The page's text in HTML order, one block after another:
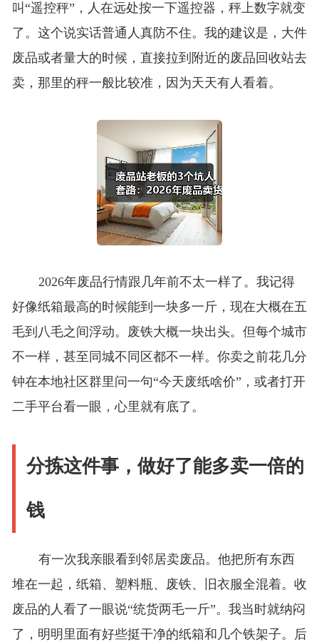
叫“遥控秤”，人在远处按一下遥控器，秤上数字就变
了。这个说实话普通人真防不住。我的建议是，大件
废品或者量大的时候，直接拉到附近的废品回收站去
卖，那里的秤一般比较准，因为天天有人看着。
2026年废品行情跟几年前不太一样了。我记得
好像纸箱最高的时候能到一块多一斤，现在大概在五
毛到八毛之间浮动。废铁大概一块出头。但每个城市
不一样，甚至同城不同区都不一样。你卖之前花几分
钟在本地社区群里问一句“今天废纸啥价”，或者打开
二手平台看一眼，心里就有底了。
分拣这件事，做好了能多卖一倍的
钱
有一次我亲眼看到邻居卖废品。他把所有东西
堆在一起，纸箱、塑料瓶、废铁、旧衣服全混着。收
废品的人看了一眼说“统货两毛一斤”。我当时就纳闷
了，明明里面有好些挺干净的纸箱和几个铁架子。后